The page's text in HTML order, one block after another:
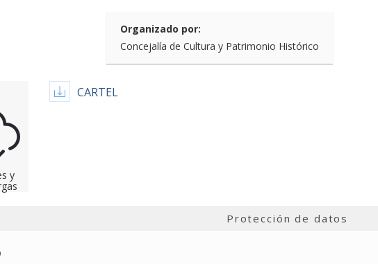
Organizado por:
Concejalía de Cultura y Patrimonio Histórico
y
CARTEL
Protección de datos